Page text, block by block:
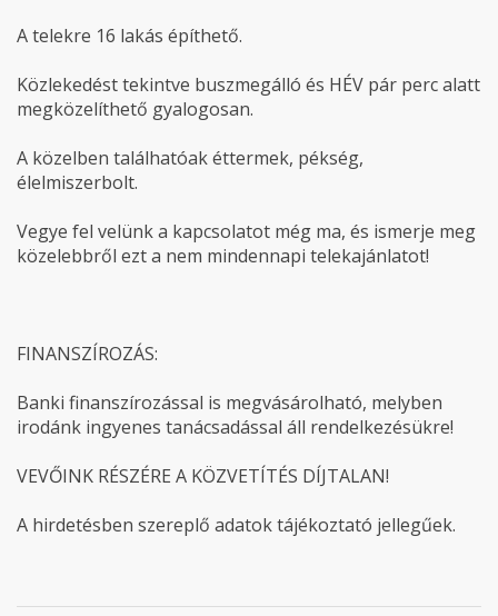
A telekre 16 lakás építhető.
Közlekedést tekintve buszmegálló és HÉV pár perc alatt
megközelíthető gyalogosan.
A közelben találhatóak éttermek, pékség,
élelmiszerbolt.
Vegye fel velünk a kapcsolatot még ma, és ismerje meg
közelebbről ezt a nem mindennapi telekajánlatot!
FINANSZÍROZÁS:
Banki finanszírozással is megvásárolható, melyben
irodánk ingyenes tanácsadással áll rendelkezésükre!
VEVŐINK RÉSZÉRE A KÖZVETÍTÉS DÍJTALAN!
A hirdetésben szereplő adatok tájékoztató jellegűek.